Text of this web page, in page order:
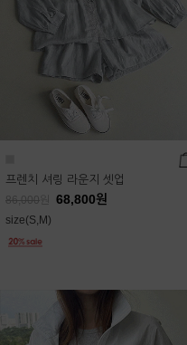
프렌치 셔링 라운지 셋업
86,000 68,800원
size(S,M)